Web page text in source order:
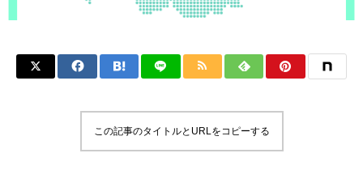
この記事のタイトルとURLをコピーする